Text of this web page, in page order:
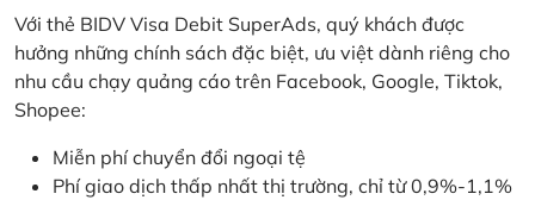
Với thẻ BIDV Visa Debit SuperAds, quý khách được
hưởng những chính sách đặc biệt, ưu việt dành riêng cho
nhu cầu chạy quảng cáo trên Facebook, Google, Tiktok,
Shopee:
Miễn phí chuyển đổi ngoại tệ
Phí giao dịch thấp nhất thị trường, chỉ từ 0,9%-1,1%